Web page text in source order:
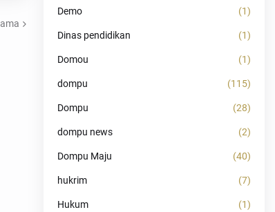
Demo (1)
Dinas pendidikan (1)
Domou (1)
dompu (115)
Dompu (28)
dompu news (2)
Dompu Maju (40)
hukrim (7)
Hukum (1)